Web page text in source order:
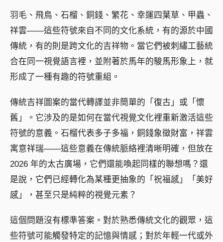
羽毛、飛鳥、石榴、銅錢、繁花、幸運四葉草、甲蟲、
祥雲——這些符號來自不同的文化系統，有的源於中國
傳統，有的則是跨文化的吉祥物。當它們被刺繡工藝統
合在同一視覺語言裡，並附著於馬年的駿馬形象上，就
形成了一種有趣的符號重組。
傳統吉祥圖案的當代轉譯並非簡單的「復古」或「懷
舊」。它涉及的是如何在當代視覺文化裡重新激活這些
符號的意義。石榴代表多子多福，銅錢象徵財富，祥雲
寓意祥瑞——這些意義在傳統脈絡裡清晰明確，但放在
2026 年的太古廣場，它們還能喚起同樣的聯想嗎？還
是說，它們已經轉化為某種更抽象的「祝福感」「美好
感」，甚至只是純粹的視覺元素？
這個問題沒有標準答案。對於熟悉傳統文化的觀眾，這
些符號可能觸發特定的記憶與情感；對於年輕一代或外